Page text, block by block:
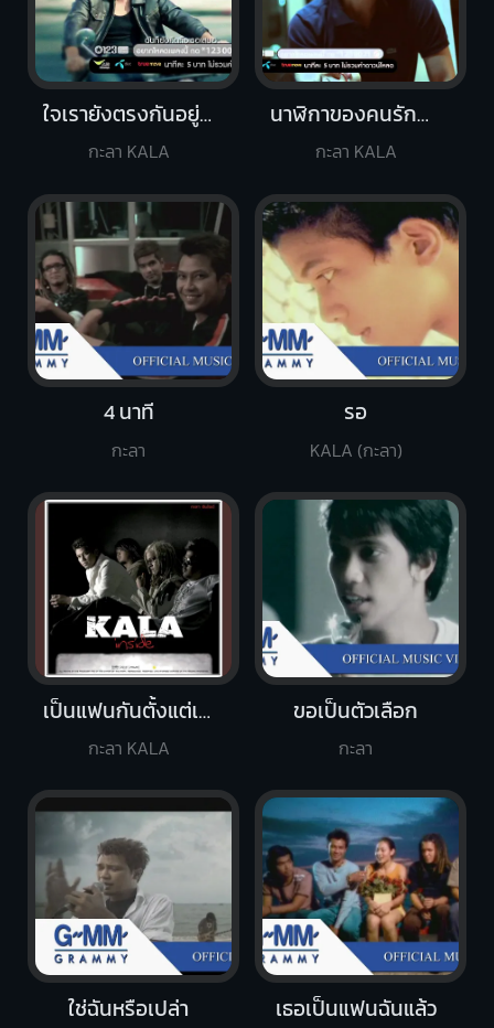
เธอเป็นแฟนฉันแล้ว
ขอเป็นตัวเลือก
กะลา
4 นาที
กะลา
ใช่ฉันหรือเปล่า
ใจเรายังตรงกันอยู่ไหม
กะลา KALA
รอ
KALA (กะลา)
เป็นแฟนกันตั้งแต่เมื่อไหร่
กะลา KALA
นาฬิกาของคนรักกัน
กะลา KALA